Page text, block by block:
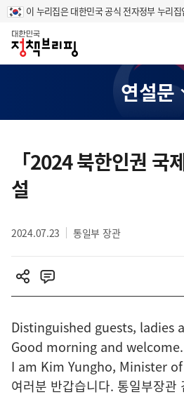
이 누리집은 대한민국 공식 전자정부 누리집
홈
연설문
영
「2024 북한인권 국
설
2024.07.23 통일부 장관
Distinguished guests, ladies
Good morning and welcome.
I am Kim Yungho, Minister
여러분 반갑습니다. 통일부장관